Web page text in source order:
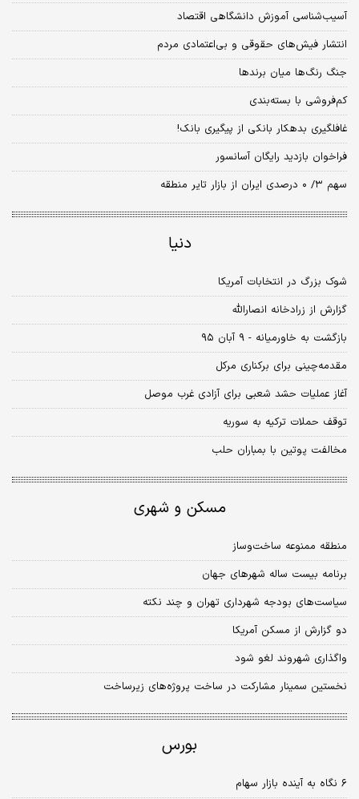
آسیب‌شناسی آموزش دانشگاهی اقتصاد
انتشار فیش‌های حقوقی و بی‌اعتمادی مردم
جنگ رنگ‌ها میان برندها
کم‌فروشی با بسته‌بندی
غافلگیری بدهکار بانکی از پیگیری بانک!
فراخوان بازدید رایگان آسانسور
سهم ۳/ ۰ درصدی ایران از بازار تایر منطقه
دنیا
شوک بزرگ در انتخابات آمریکا
گزارش از زرادخانه انصارالله
بازگشت به خاورمیانه - ۹ آبان ۹۵
مقدمه‌چینی برای برکناری مرکل
آغاز عملیات حشد شعبی برای آزادی غرب موصل
توقف حملات ترکیه به سوریه
مخالفت پوتین با بمباران حلب
مسکن و شهری
منطقه ممنوعه ساخت‌و‌ساز
برنامه بیست ساله شهرهای جهان
سیاست‌های بودجه شهرداری تهران و چند نکته
دو گزارش از مسکن آمریکا
واگذاری شهروند لغو شود
نخستین سمینار مشارکت در ساخت پروژه‌های زیرساخت
بورس
۶ نگاه به آینده بازار سهام